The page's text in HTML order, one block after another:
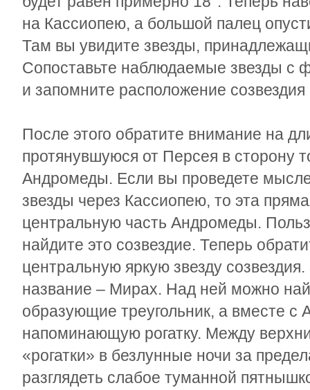
на Кассиопею, а большой палец
Там вы увидите звезды,
Сопоставьте наблюдаемые звезды с
и запомните расположение
После этого обратите внимание на
протянувшуюся от Персея в сторону
Андромеды. Если вы проведете
звезды через Кассиопею, то эта
центральную часть Андромеды.
найдите это созвездие. Теперь
центральную яркую звезду
название – Мирах. Над ней можно
образующие треугольник, а вместе
напоминающую рогатку. Между
«рогатки» в безлунные ночи за
разглядеть слабое туманной